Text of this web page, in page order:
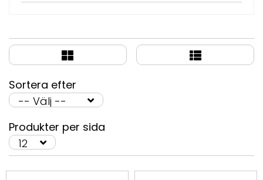
Sortera efter
Produkter per sida